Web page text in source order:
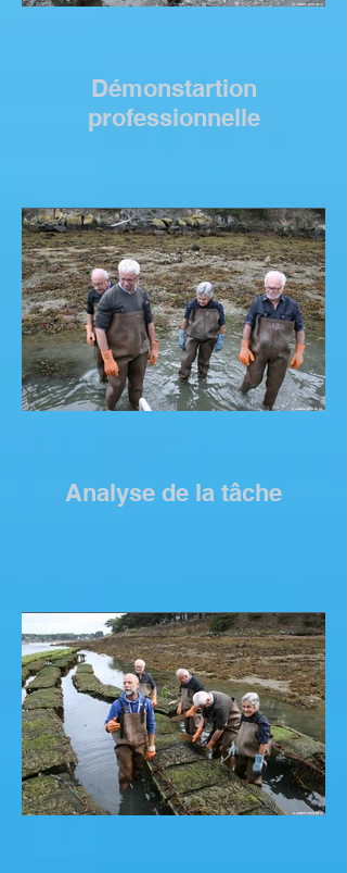
Démonstartion
professionnelle
Analyse de la tâche